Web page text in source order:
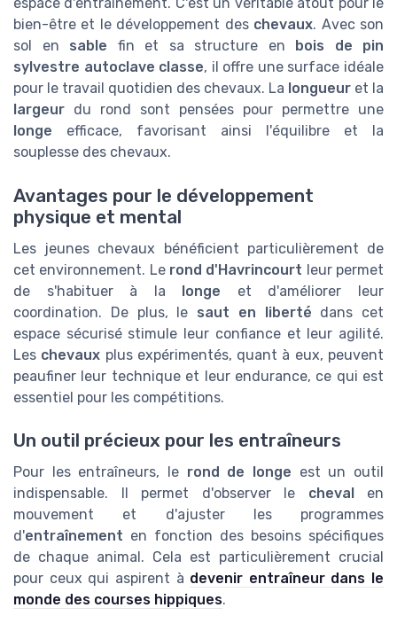
espace d'entraînement. C'est un véritable atout pour le
bien-être et le développement des chevaux. Avec son
sol en sable fin et sa structure en
bois de pin
sylvestre autoclave classe, il offre une surface idéale
pour le travail quotidien des chevaux. La longueur et la
largeur du rond sont pensées pour permettre une
longe efficace, favorisant ainsi l'équilibre et la
souplesse des chevaux.
Avantages pour le développement
physique et mental
Les jeunes chevaux bénéficient particulièrement de
cet environnement. Le rond d'Havrincourt leur permet
de s'habituer à la longe et d'améliorer leur
coordination. De plus, le saut en liberté dans cet
espace sécurisé stimule leur confiance et leur agilité.
Les chevaux plus expérimentés, quant à eux, peuvent
peaufiner leur technique et leur endurance, ce qui est
essentiel pour les compétitions.
Un outil précieux pour les entraîneurs
Pour les entraîneurs, le rond de longe est un outil
indispensable. Il permet d'observer le chevalen
mouvement et d'ajuster les programmes
d'entraînement en fonction des besoins spécifiques
de chaque animal. Cela est particulièrement crucial
pour ceux qui aspirent à devenir entraîneur dans le
monde des courses hippiques.